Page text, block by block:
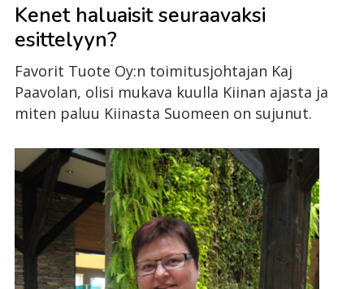
Kenet haluaisit seuraavaksi
esittelyyn?
Favorit Tuote Oy:n toimitusjohtajan Kaj
Paavolan, olisi mukava kuulla Kiinan ajasta ja
miten paluu Kiinasta Suomeen on sujunut.